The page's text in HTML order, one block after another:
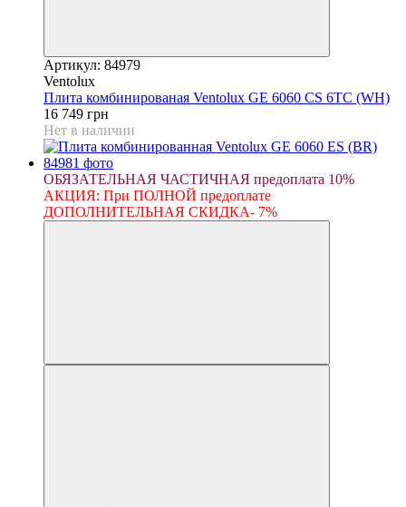
Артикул: 84979
Ventolux
Плита комбинированая Ventolux GE 6060 CS 6TC (WH)
16 749 грн
Нет в наличии
ОБЯЗАТЕЛЬНАЯ ЧАСТИЧНАЯ предоплата 10%
АКЦИЯ: При ПОЛНОЙ предоплате
ДОПОЛНИТЕЛЬНАЯ СКИДКА- 7%